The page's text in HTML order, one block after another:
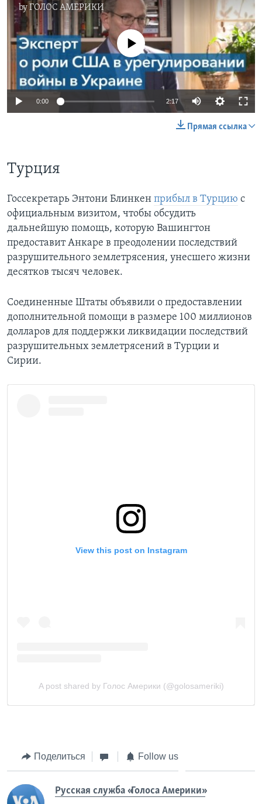
byГОЛОС АМЕРИКИ
No media source currently available
0:00 2:17
Прямая ссылка
Турция
Госсекретарь Энтони Блинкен прибыл в Турцию с
официальным визитом, чтобы обсудить
дальнейшую помощь, которую Вашингтон
предоставит Анкаре в преодолении последствий
разрушительного землетрясения, унесшего жизни
десятков тысяч человек.
Соединенные Штаты объявили о предоставлении
дополнительной помощи в размере 100 миллионов
долларов для поддержки ликвидации последствий
разрушительных землетрясений в Турции и
Сирии.
Поделиться Follow us
Русская служба «Голоса Америки»